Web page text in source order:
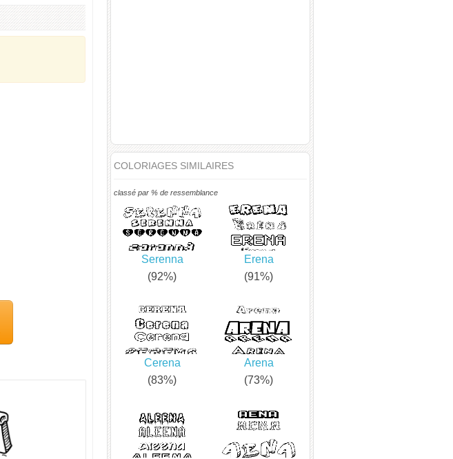
COLORIAGES SIMILAIRES
classé par % de ressemblance
Serenna
(92%)
Erena
(91%)
Cerena
(83%)
Arena
(73%)